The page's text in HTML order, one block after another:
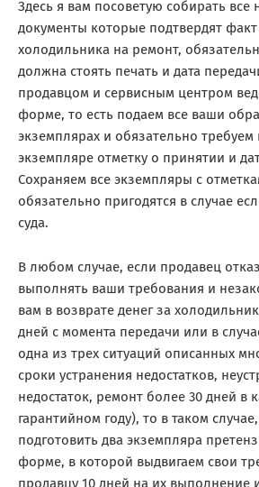
Здесь я вам посоветую собирать все
документы которые подтвердят
холодильника на ремонт,
должна стоять печать и дата
продавцом и сервисным центром
форме, то есть подаем все ваши
экземплярах и обязательно
экземпляре отметку о принятии и
Сохраняем все экземпляры с
обязательно пригодятся в случае
суда.
В любом случае, если продавец
выполнять ваши требования и
вам в возврате денег за
дней с момента передачи или в
одна из трех ситуаций описанных
сроки устранения недостатков,
недостаток, ремонт более 30 дней в
гарантийном году), то в таком
подготовить два экземпляра
форме, в которой выдвигаем свои
продавцу 10 дней на их выполнение